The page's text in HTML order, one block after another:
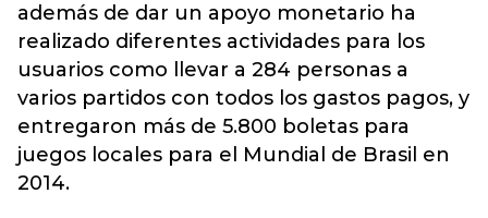
además de dar un apoyo monetario ha
realizado diferentes actividades para los
usuarios como llevar a 284 personas a
varios partidos con todos los gastos pagos, y
entregaron más de 5.800 boletas para
juegos locales para el Mundial de Brasil en
2014.